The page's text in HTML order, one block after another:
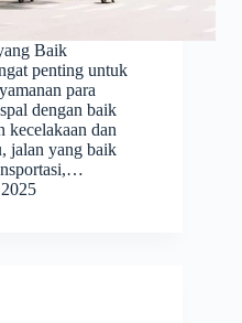
Baik
penting untuk
para
dengan baik
kecelakaan dan
jalan yang baik